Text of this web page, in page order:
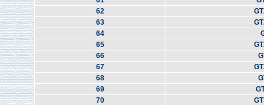
62
63
64
65
66
67
68
69
70